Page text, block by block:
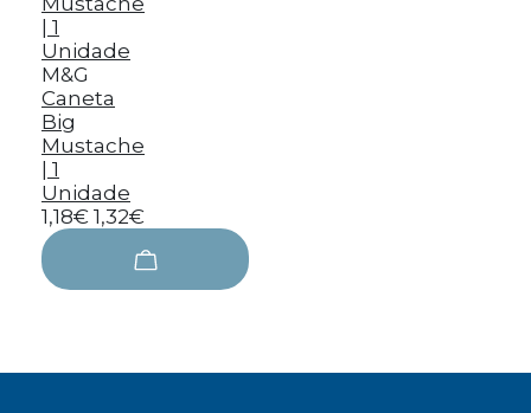
M&G
Caneta
Big
Mustache
| 1
Unidade
1,18€ 1,32€